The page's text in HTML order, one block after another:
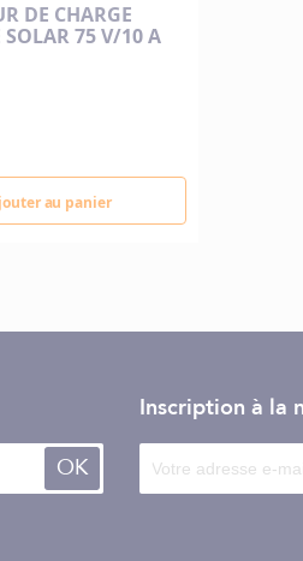
DE CHARGE
SOLAR 75 V/10 A
au panier
OK
Inscription à la